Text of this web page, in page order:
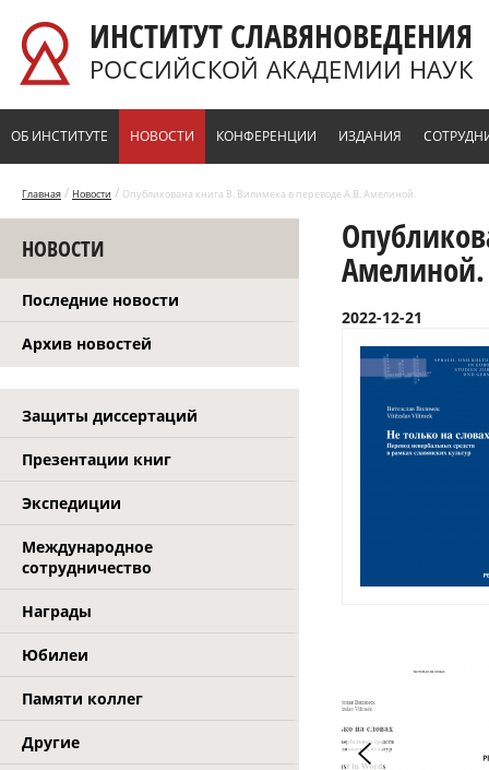
ИНСТИТУТ СЛАВЯНОВЕДЕНИЯ
РОССИЙСКОЙ АКАДЕМИИ НАУК
ОБ ИНСТИТУТЕ НОВОСТИ КОНФЕРЕНЦИИ ИЗДАНИЯ
Главная / Новости / Опубликована книга В. Вилимека в переводе А.В. Амелиной.
НОВОСТИ
Последние новости
Архив новостей
Защиты диссертаций
Презентации книг
Экспедиции
Международное
сотрудничество
Награды
Юбилеи
Памяти коллег
Другие
Амелиной.
2022-12-21